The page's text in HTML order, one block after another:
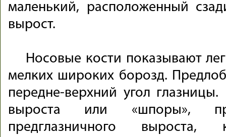
маленький, расположенный
вырост.
Носовые кости показывают
мелких широких борозд.
передне-верхний угол глазницы.
выроста или «шпоры»,
предглазничного